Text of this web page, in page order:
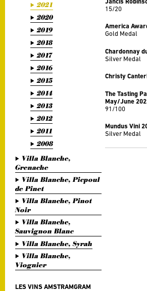
2021
2020
2019
2018
2017
2016
2015
2014
2013
2012
2011
2008
Villa Blanche,
Grenache
Villa Blanche, Picpoul
de Pinet
Villa Blanche, Pinot
Noir
Villa Blanche,
Sauvignon Blanc
Villa Blanche, Syrah
Villa Blanche,
Viognier
LES VINS AMSTRAMGRAM
15/20
America
Gold Medal
Chardonnay
Silver Medal
Christy
The Tasting
May/June
91/100
Mundus Vini
Silver Medal